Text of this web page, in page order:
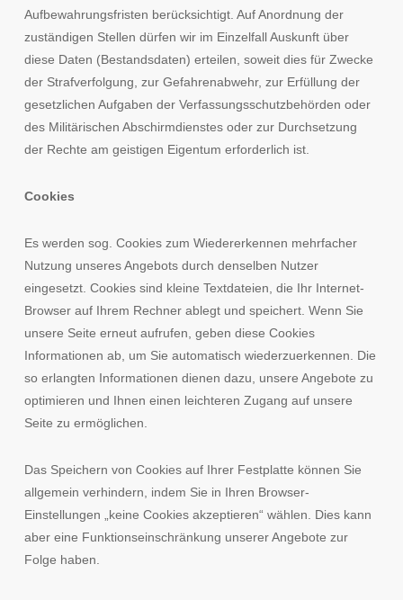
Aufbewahrungsfristen berücksichtigt. Auf Anordnung der
zuständigen Stellen dürfen wir im Einzelfall Auskunft über
diese Daten (Bestandsdaten) erteilen, soweit dies für Zwecke
der Strafverfolgung, zur Gefahrenabwehr, zur Erfüllung der
gesetzlichen Aufgaben der Verfassungsschutzbehörden oder
des Militärischen Abschirmdienstes oder zur Durchsetzung
der Rechte am geistigen Eigentum erforderlich ist.
Cookies
Es werden sog. Cookies zum Wiedererkennen mehrfacher
Nutzung unseres Angebots durch denselben Nutzer
eingesetzt. Cookies sind kleine Textdateien, die Ihr Internet-
Browser auf Ihrem Rechner ablegt und speichert. Wenn Sie
unsere Seite erneut aufrufen, geben diese Cookies
Informationen ab, um Sie automatisch wiederzuerkennen. Die
so erlangten Informationen dienen dazu, unsere Angebote zu
optimieren und Ihnen einen leichteren Zugang auf unsere
Seite zu ermöglichen.
Das Speichern von Cookies auf Ihrer Festplatte können Sie
allgemein verhindern, indem Sie in Ihren Browser-
Einstellungen „keine Cookies akzeptieren“ wählen. Dies kann
aber eine Funktionseinschränkung unserer Angebote zur
Folge haben.